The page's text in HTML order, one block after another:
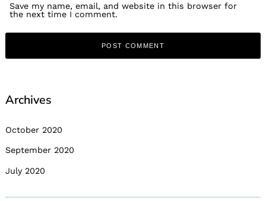
Save my name, email, and website in this browser for
the next time I comment.
Archives
October 2020
September 2020
July 2020